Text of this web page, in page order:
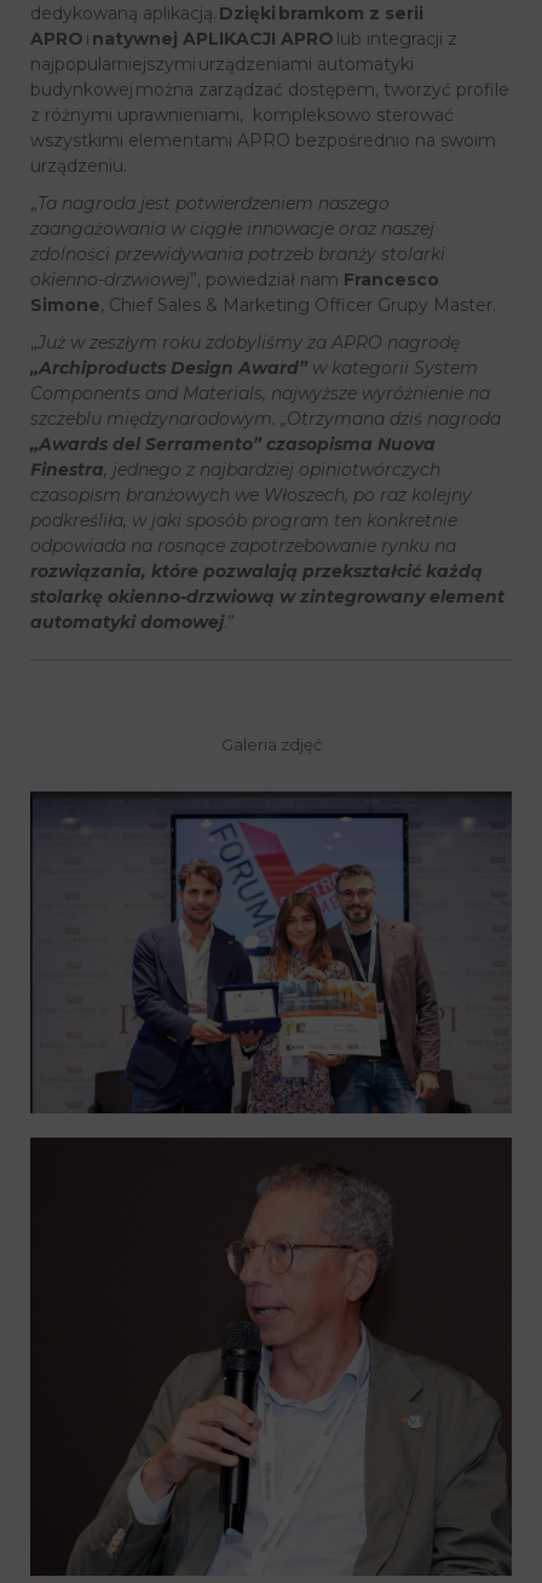
dedykowaną aplikacją. Dzięki bramkom z serii
APRO i natywnej APLIKACJI APRO lub integracji z
najpopularniejszymi urządzeniami automatyki
budynkowej można zarządzać dostępem, tworzyć profile
z różnymi uprawnieniami, kompleksowo sterować
wszystkimi elementami APRO bezpośrednio na swoim
urządzeniu.
„Ta nagroda jest potwierdzeniem naszego
zaangażowania w ciągłe innowacje oraz naszej
zdolności przewidywania potrzeb branży stolarki
okienno-drzwiowej”, powiedział nam Francesco
Simone, Chief Sales & Marketing Officer Grupy Master.
„Już w zeszłym roku zdobyliśmy za APRO nagrodę
„Archiproducts Design Award” w kategorii System
Components and Materials, najwyższe wyróżnienie na
szczeblu międzynarodowym. „Otrzymana dziś nagroda
„Awards del Serramento” czasopisma Nuova
Finestra, jednego z najbardziej opiniotwórczych
czasopism branżowych we Włoszech, po raz kolejny
podkreśliła, w jaki sposób program ten konkretnie
odpowiada na rosnące zapotrzebowanie rynku na
rozwiązania, które pozwalają przekształcić każdą
stolarkę okienno-drzwiową w zintegrowany element
automatyki domowej.”
Galeria zdjęć